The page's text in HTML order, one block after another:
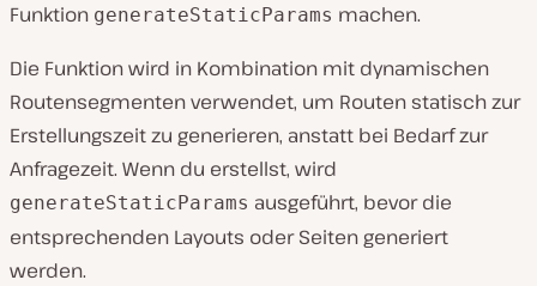
Funktion generateStaticParams machen.
Die Funktion wird in Kombination mit dynamischen
Routensegmenten verwendet, um Routen statisch zur
Erstellungszeit zu generieren, anstatt bei Bedarf zur
Anfragezeit. Wenn du erstellst, wird
generateStaticParams ausgeführt, bevor die
entsprechenden Layouts oder Seiten generiert
werden.